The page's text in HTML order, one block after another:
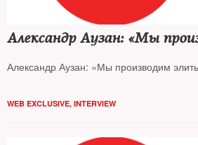
Александр Аузан: «Мы
Александр Аузан: «Мы производим
WEB EXCLUSIVE, INTERVIEW